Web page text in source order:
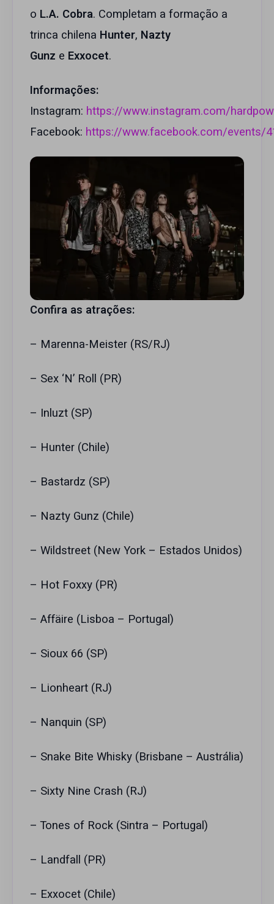
o L.A. Cobra. Completam a formação a
trinca chilena Hunter, Nazty
Gunz e Exxocet.
Informações:
Instagram: https://www.instagram.com/
Facebook: https://www.facebook.com/events/
Confira as atrações:
– Marenna-Meister (RS/RJ)
– Sex ‘N’ Roll (PR)
– Inluzt (SP)
– Hunter (Chile)
– Bastardz (SP)
– Nazty Gunz (Chile)
– Wildstreet (New York – Estados Unidos)
– Hot Foxxy (PR)
– Affäire (Lisboa – Portugal)
– Sioux 66 (SP)
– Lionheart (RJ)
– Nanquin (SP)
– Snake Bite Whisky (Brisbane – Austrália)
– Sixty Nine Crash (RJ)
– Tones of Rock (Sintra – Portugal)
– Landfall (PR)
– Exxocet (Chile)